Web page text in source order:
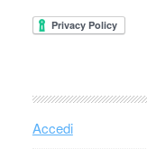
Accedi